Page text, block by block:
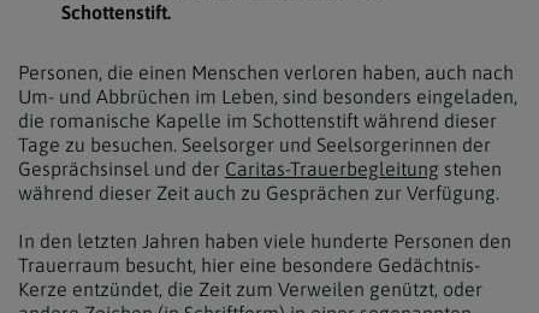
Schottenstift.
Personen, die einen Menschen verloren haben, auch nach
Um- und Abbrüchen im Leben, sind besonders eingeladen,
die romanische Kapelle im Schottenstift während dieser
Tage zu besuchen. Seelsorger und Seelsorgerinnen der
Gesprächsinsel und der Caritas-Trauerbegleitung stehen
während dieser Zeit auch zu Gesprächen zur Verfügung.
In den letzten Jahren haben viele hunderte Personen den
Trauerraum besucht, hier eine besondere Gedächtnis-
Kerze entzündet, die Zeit zum Verweilen genützt, oder